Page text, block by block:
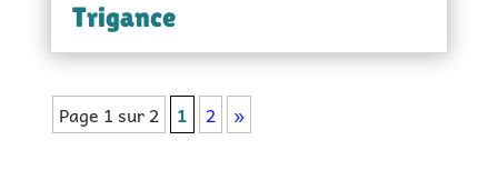
Trigance
Page 1 sur 2 1 2 »